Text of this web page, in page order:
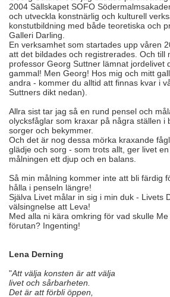
2004 Sällskapet SOFO
och utveckla konstnärlig och kulturell
konstutbildning med både teoretiska och
Galleri Darling.
En verksamhet som startades upp våren
att det bildades och registrerades. Och till
professor Georg Suttner lämnat jordelivet
gammal! Men Georg! Hos mig och mitt
andra - kommer du alltid att finnas kvar i
Suttners dikt nedan).
Allra sist tar jag så en rund pensel och
olycksfåglar som kraxar på några ställen i
sorger och bekymmer.
Och det är nog dessa mörka kraxande
glädje och sorg - som trots allt, ger livet
målningen ett djup och en balans.
Så min målning kommer inte att bli färdig
hålla i penseln längre!
Själva Livet målar in sig i min duk - Livets
välsingnelse att Leva!
Med alla ni kära omkring för vad skulle
förutan? Ingenting!
Lena Derning
"Att välja konsten är att välja
livet och sårbarheten.
Det är att förbli öppen,